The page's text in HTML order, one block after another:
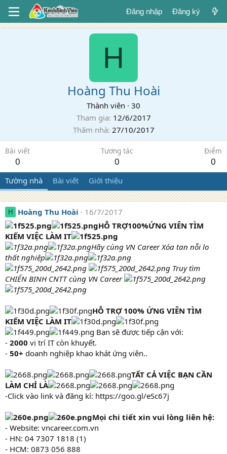
Đăng nhập Đăng ký
H
Hoàng Thu Hoài
Thành viên · 30
Tham gia 12/6/2017
Thăm nhà 27/10/2017
Bài viết
0
Tương tác
0
Điểm
0
Tường nhà Bài viết Giới thiệu
H Hoàng Thu Hoài
16/7/2017
HỖ TRỢ100%ỨNG VIÊN TÌM
KIẾM VIỆC LÀM IT
Hãycùng VN CareerXóa tan nỗi lo
thất nghiệp
Truy tìm
CHIẾN BINH CNTT cùng VN Career
HỖ TRỢ 100% ỨNG VIÊN TÌM
KIẾM VIỆC LÀM IT
Bạn sẽ được tiếp cận với:
- 2000 vị trí IT còn khuyết.
- 50+ doanh nghiệp khao khát ứng viên..
TẤT CẢ VIỆC BẠN CẦN
LÀM CHỈ LÀ
-Click vào link và đăng kí: https://goo.gl/eSc67j
Mọi chi tiết xin vui lòng liên hệ:
- Website: vncareer.com.vn
- HN: 04 7307 1818 (1)
- HCM: 0873 056 888